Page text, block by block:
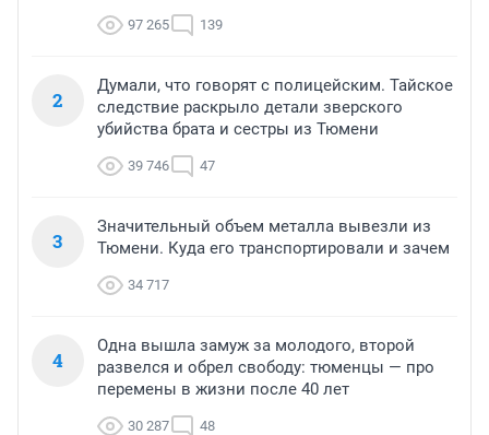
97 265 139
2
Думали, что говорят с полицейским. Тайское
следствие раскрыло детали зверского
убийства брата и сестры из Тюмени
39 746 47
3
Значительный объем металла вывезли из
Тюмени. Куда его транспортировали и зачем
34 717
4
Одна вышла замуж за молодого, второй
развелся и обрел свободу: тюменцы — про
перемены в жизни после 40 лет
30 287 48